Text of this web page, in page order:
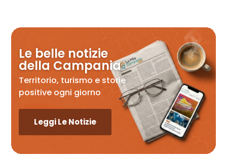
Le belle notizie
della Campania
Territorio, turismo e storie
positive ogni giorno
Leggi Le Notizie